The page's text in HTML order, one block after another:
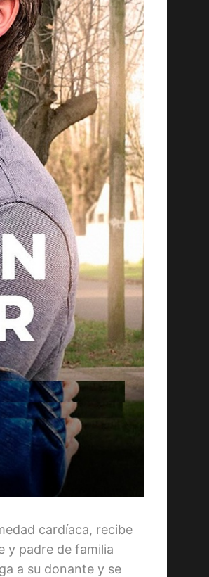
cardíaca, recibe
y padre de familia
a su donante y se
AMOS DEL UNIVERSO [2026] (Masters
of the Universe) [HD 720p,
Latino/Inglés]